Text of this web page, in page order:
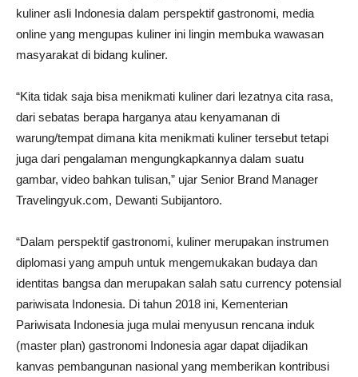
kuliner asli Indonesia dalam perspektif gastronomi, media
online yang mengupas kuliner ini lingin membuka wawasan
masyarakat di bidang kuliner.
“Kita tidak saja bisa menikmati kuliner dari lezatnya cita rasa,
dari sebatas berapa harganya atau kenyamanan di
warung/tempat dimana kita menikmati kuliner tersebut tetapi
juga dari pengalaman mengungkapkannya dalam suatu
gambar, video bahkan tulisan,” ujar Senior Brand Manager
Travelingyuk.com, Dewanti Subijantoro.
“Dalam perspektif gastronomi, kuliner merupakan instrumen
diplomasi yang ampuh untuk mengemukakan budaya dan
identitas bangsa dan merupakan salah satu currency potensial
pariwisata Indonesia. Di tahun 2018 ini, Kementerian
Pariwisata Indonesia juga mulai menyusun rencana induk
(master plan) gastronomi Indonesia agar dapat dijadikan
kanvas pembangunan nasional yang memberikan kontribusi